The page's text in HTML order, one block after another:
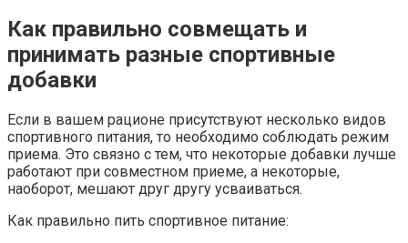
Как правильно совмещать и
принимать разные спортивные
добавки
Если в вашем рационе присутствуют несколько видов
спортивного питания, то необходимо соблюдать режим
приема. Это связно с тем, что некоторые добавки лучше
работают при совместном приеме, а некоторые,
наоборот, мешают друг другу усваиваться.
Как правильно пить спортивное питание: